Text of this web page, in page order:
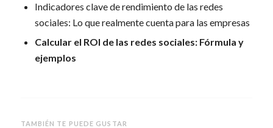
Indicadores clave de rendimiento de las redes
sociales: Lo que realmente cuenta para las empresas
Calcular el ROI de las redes sociales: Fórmula y
ejemplos
TAMBIÉN TE PUEDE GUSTAR